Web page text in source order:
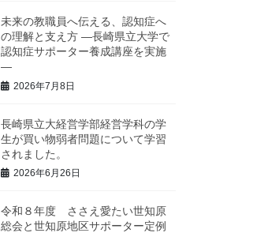
未来の教職員へ伝える、認知症へ
の理解と支え方 ―長崎県立大学で
認知症サポーター養成講座を実施
―
2026年7月8日
長崎県立大経営学部経営学科の学
生が買い物弱者問題について学習
されました。
2026年6月26日
令和８年度 ささえ愛たい世知原
総会と世知原地区サポーター定例